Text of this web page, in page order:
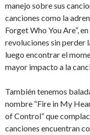
manejo sobre sus
canciones como la
Forget Who You Are”,
revoluciones sin perder
luego encontrar el
mayor impacto a la
También tenemos
nombre “Fire in My
of Control” que
canciones encuentran